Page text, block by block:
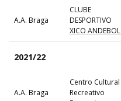
A.A. Braga
CLUBE
DESPORTIVO
XICO ANDEBOL
2021/22
A.A. Braga
Centro Cultural
Recreativo